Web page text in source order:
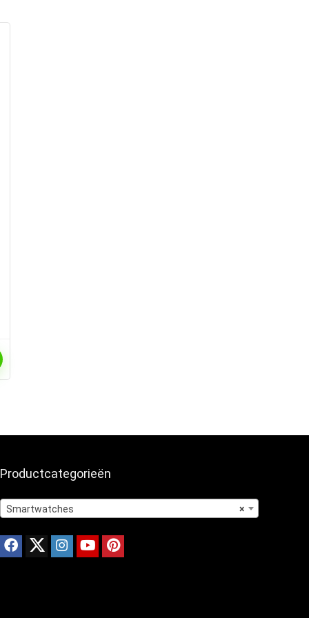
Productcategorieën
×
Smartwatches